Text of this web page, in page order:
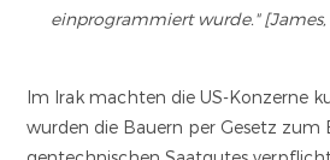
einprogrammiert wurde."
Im Irak machten die US-Konzerne
wurden die Bauern per Gesetz zum